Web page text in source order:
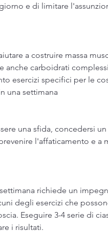
e di limitare
a costruire massa
anche carboidrati
esercizi specifici per le
una settimana
una sfida, concedersi
l'affaticamento e a
richiede un
degli esercizi che
Eseguire 3-4 serie di
i risultati.